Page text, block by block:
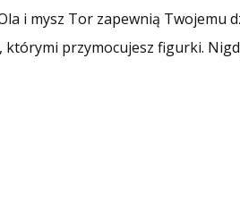
i mysz Tor zapewnią Twojemu
przymocujesz figurki.